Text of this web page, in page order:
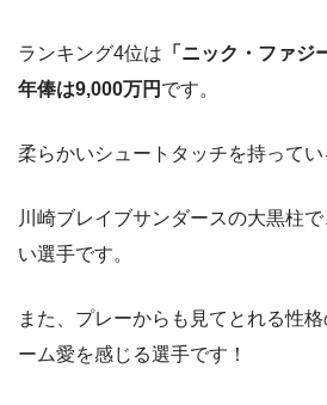
ランキング4位は 「ニック・ファジ
年俸は9,000万円 です。
柔らかいシュートタッチを持ってい
川崎ブレイブサンダースの大黒柱
い選手です。
また、プレーからも見てとれる性
ーム愛を感じる選手です！